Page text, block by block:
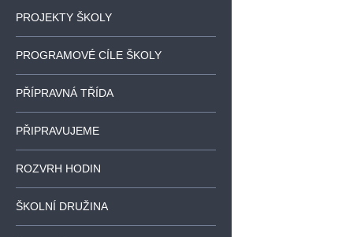
PROJEKTY ŠKOLY
PROGRAMOVÉ CÍLE ŠKOLY
PŘÍPRAVNÁ TŘÍDA
PŘIPRAVUJEME
ROZVRH HODIN
ŠKOLNÍ DRUŽINA